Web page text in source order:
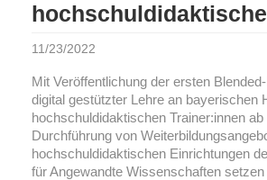
11/23/2022
Mit Veröffentlichung der ersten
digital gestützter Lehre an bayerischen
hochschuldidaktischen Trainer:innen
Durchführung von
hochschuldidaktischen Einrichtungen
für Angewandte Wissenschaften